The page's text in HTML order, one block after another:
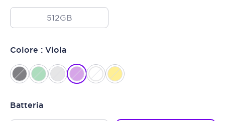
512GB
Colore : Viola
Batteria